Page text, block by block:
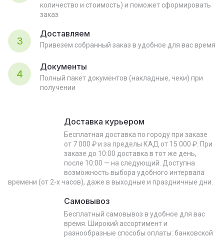
количество и стоимость) и поможет сформировать
заказ
3
Доставляем
Привезем собранный заказ в удобное для вас время
4
Документы
Полный пакет документов (накладные, чеки) при
получении
Доставка курьером
Бесплатная доставка по городу при заказе
от 7 000 ₽ и за пределы КАД от 15 000 ₽. При
заказе до 10:00 доставка в тот же день,
после 10:00 — на следующий. Доступна
возможность выбора удобного интервала
времени (от 2-х часов), даже в выходные и праздничные дни.
Самовывоз
Бесплатный самовывоз в удобное для вас
время. Широкий ассортимент и
разнообразные способы оплаты: банковской